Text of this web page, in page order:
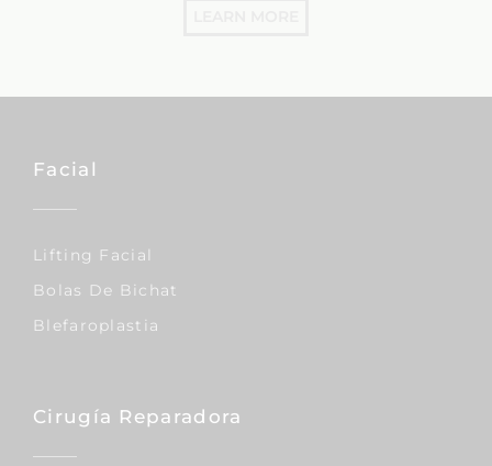
Facial
Lifting Facial
Bolas De Bichat
Blefaroplastia
Cirugía Reparadora